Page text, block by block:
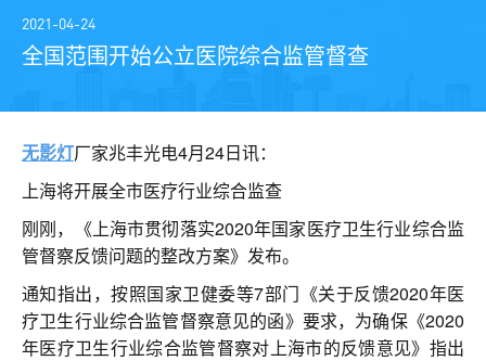
产品&解决方案
关于我们
服务支持
联系我们
2021-04-24
全国范围开始公立医院综合监管督查
无影灯厂家兆丰光电4月24日讯：
上海将开展全市医疗行业综合监查
刚刚，《上海市贯彻落实2020年国家医疗卫生行业综合监
管督察反馈问题的整改方案》发布。
通知指出，按照国家卫健委等7部门《关于反馈2020年医
疗卫生行业综合监管督察意见的函》要求，为确保《2020
年医疗卫生行业综合监管督察对上海市的反馈意见》指出